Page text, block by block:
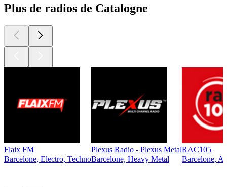
Plus de radios de Catalogne
Flaix FM
Barcelone, Electro, Techno
Plexus Radio - Plexus Metal
Barcelone, Heavy Metal
RAC105
Barcelone,